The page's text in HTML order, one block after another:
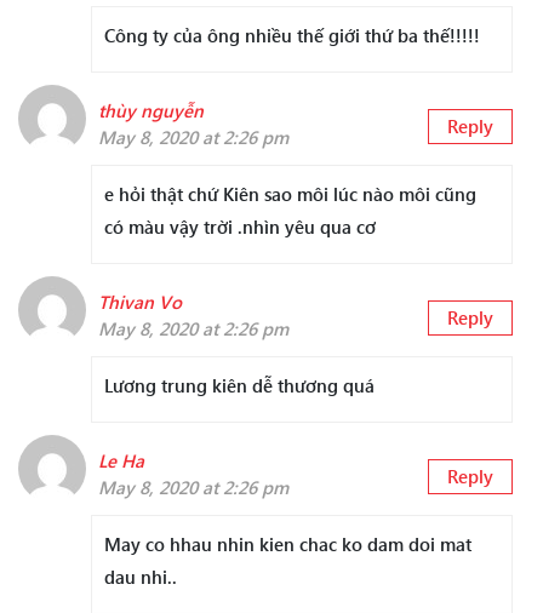
Công ty của ông nhiều thế giới thứ ba thế!!!!!
thùy nguyễn
May 8, 2020 at 2:26 pm
Reply
e hỏi thật chứ Kiên sao môi lúc nào môi cũng
có màu vậy trời .nhìn yêu qua cơ
Thivan Vo
May 8, 2020 at 2:26 pm
Reply
Lương trung kiên dễ thương quá
Le Ha
May 8, 2020 at 2:26 pm
Reply
May co hhau nhin kien chac ko dam doi mat
dau nhi..